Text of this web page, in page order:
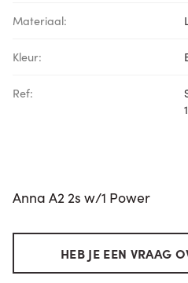
Materiaal:
Kleur:
Ref:
Anna A2 2s w/1 Power
HEB JE EEN VRAAG